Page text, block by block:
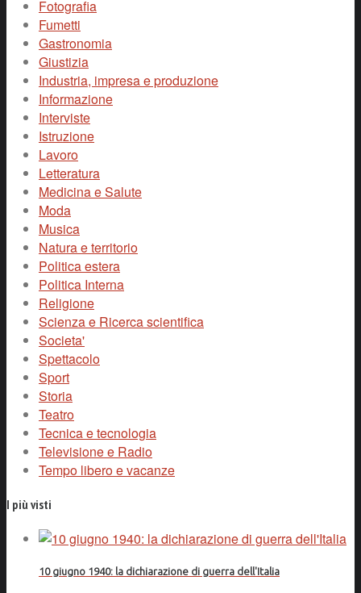
Fotografia
Fumetti
Gastronomia
Giustizia
Industria, impresa e produzione
Informazione
Interviste
Istruzione
Lavoro
Letteratura
Medicina e Salute
Moda
Musica
Natura e territorio
Politica estera
Politica Interna
Religione
Scienza e Ricerca scientifica
Societa'
Spettacolo
Sport
Storia
Teatro
Tecnica e tecnologia
Televisione e Radio
Tempo libero e vacanze
I più visti
10 giugno 1940: la dichiarazione di guerra dell'Italia